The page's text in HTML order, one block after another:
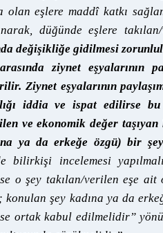
olan eşlere maddî katkı
düğünde eşlere
değişikliğe gidilmesi
ziynet eşyalarının
Ziynet eşyalarının
iddia ve ispat edilirse
ve ekonomik değer
ya da erkeğe özgü) bir
bilirkişi incelemesi
o şey takılan/verilen eşe ait
konulan şey kadına ya da
ortak kabul edilmelidir”